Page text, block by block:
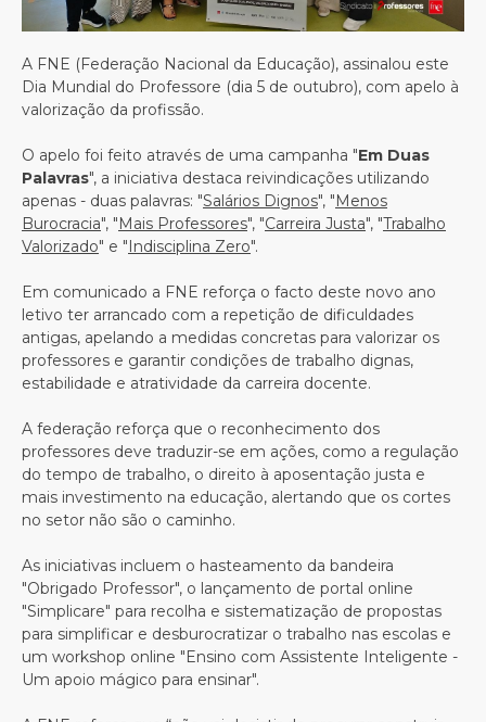
A FNE (Federação Nacional da Educação), assinalou este
Dia Mundial do Professore (dia 5 de outubro), com apelo à
valorização da profissão.
O apelo foi feito através de uma campanha "Em Duas
Palavras", a iniciativa destaca reivindicações utilizando
apenas - duas palavras: "Salários Dignos", " Menos
Burocracia", " Mais Professores", "Carreira Justa", "Trabalho
Valorizado" e " Indisciplina Zero".
Em comunicado a FNE reforça o facto deste novo ano
letivo ter arrancado com a repetição de dificuldades
antigas, apelando a medidas concretas para valorizar os
professores e garantir condições de trabalho dignas,
estabilidade e atratividade da carreira docente.
A federação reforça que o reconhecimento dos
professores deve traduzir-se em ações, como a regulação
do tempo de trabalho, o direito à aposentação justa e
mais investimento na educação, alertando que os cortes
no setor não são o caminho.
As iniciativas incluem o hasteamento da bandeira
"Obrigado Professor", o lançamento de portal online
"Simplicare" para recolha e sistematização de propostas
para simplificar e desburocratizar o trabalho nas escolas e
um workshop online "Ensino com Assistente Inteligente -
Um apoio mágico para ensinar".